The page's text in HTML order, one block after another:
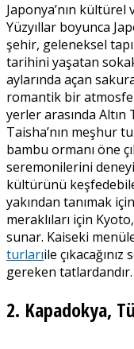
Japonya’nın
Yüzyıllar boyunca
şehir, geleneksel
tarihini yaşatan
aylarında açan
romantik bir
yerler arasında
Taisha’nın meşhur
bambu ormanı öne
seremonilerini
kültürünü
yakından tanımak
meraklıları için
sunar. Kaiseki
turlarıile
gereken tatlardandır.
2. Kapadokya,